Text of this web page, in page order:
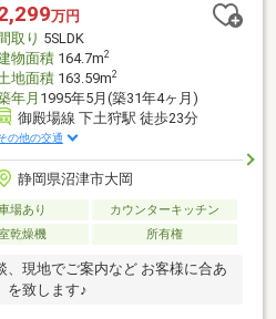
万円
取り 5SLDK
物面積164.7m2
地面積163.59m2
年月 1995年5月(築31年4ヶ月)
御殿場線 下土狩駅 徒歩23分
の他の交通
静岡県沼津市大岡
場あり
カウンターキッチン
乾燥機 所有権
、現地でご案内など お客様に合あ
を致します♪